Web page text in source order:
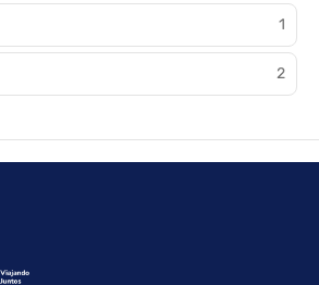
1
2